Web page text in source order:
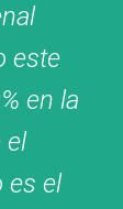
este
en la
el
es el